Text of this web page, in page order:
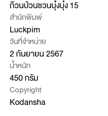
ก๊วนป่วนชวนบุ๋งบุ๋ง 15
สำนักพิมพ์
Luckpim
วันที่จำหน่าย
2 กันยายน 2567
น้ำหนัก
450 กรัม
Copyright
Kodansha